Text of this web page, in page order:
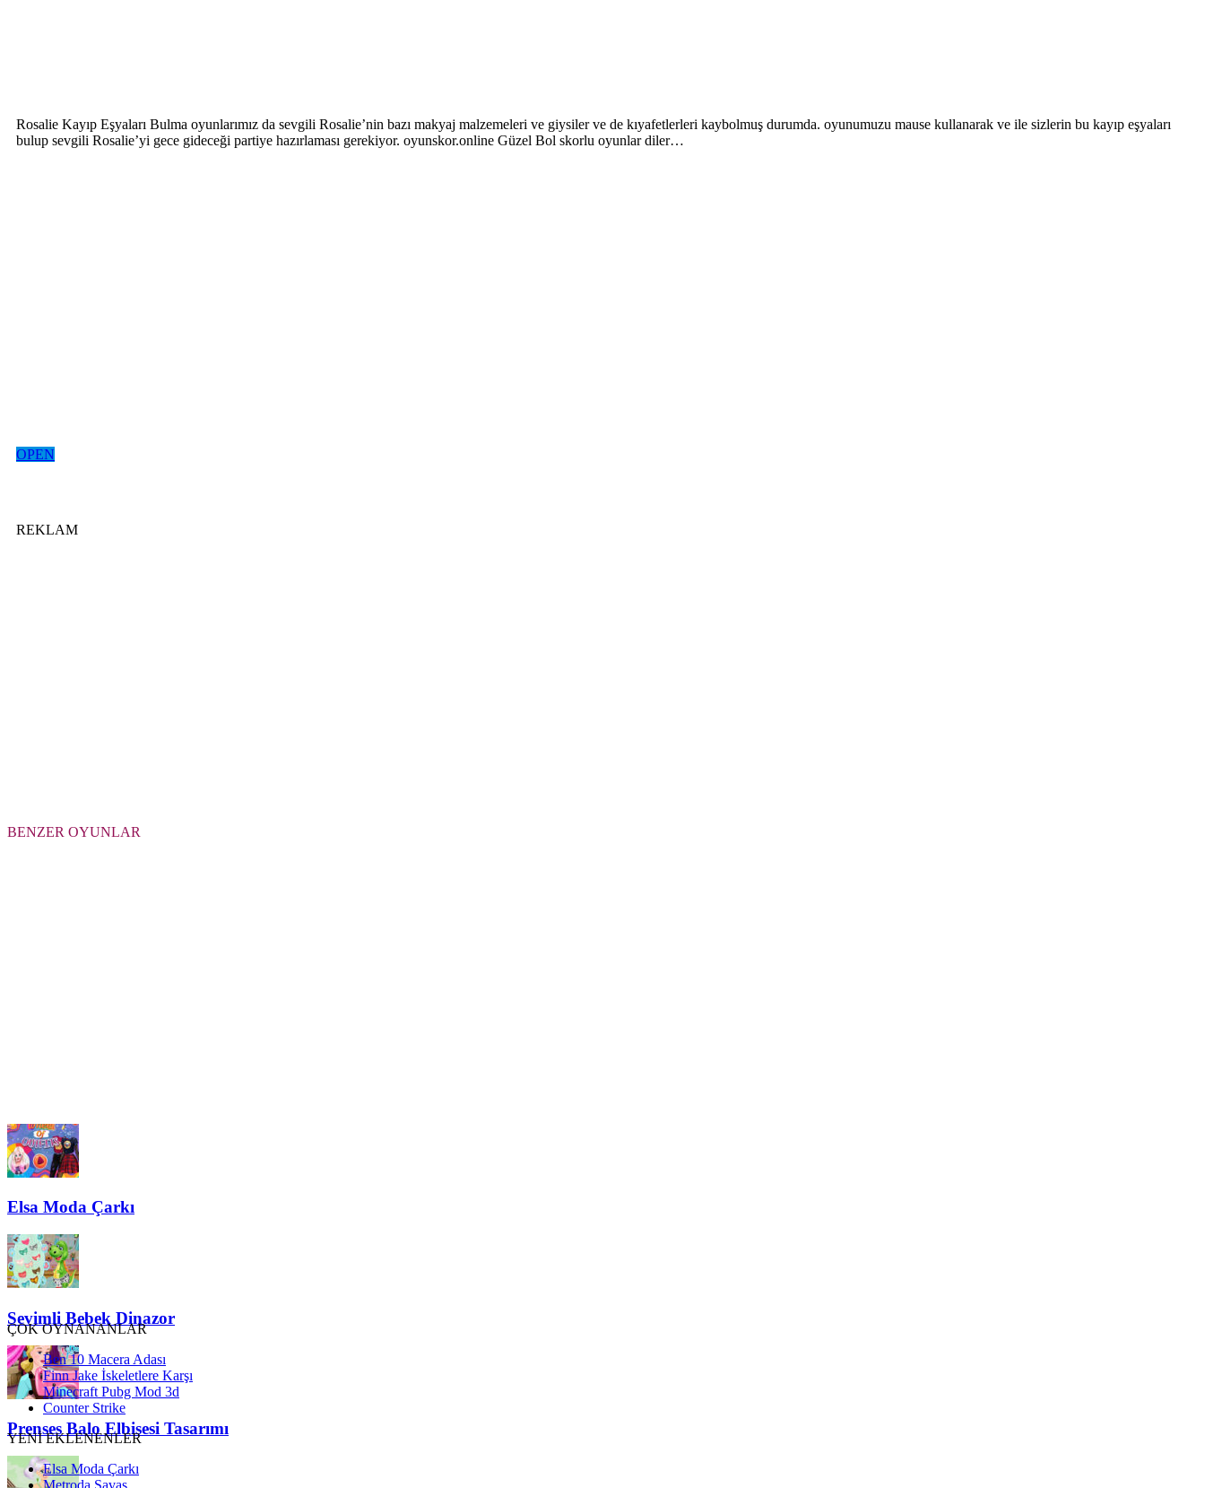
Rosalie Kayıp Eşyaları Bulma oyunlarımız da sevgili Rosalie’nin bazı makyaj malzemeleri ve giysiler ve de kıyafetlerleri kaybolmuş durumda. oyunumuzu mause kullanarak ve ile sizlerin bu kayıp eşyaları
bulup sevgili Rosalie’yi gece gideceği partiye hazırlaması gerekiyor. oyunskor.online Güzel Bol skorlu oyunlar diler…
OPEN
REKLAM
BENZER OYUNLAR
Elsa Moda Çarkı
Sevimli Bebek Dinazor
Prenses Balo Elbisesi Tasarımı
ÇOK OYNANANLAR
Ben 10 Macera Adası
Finn Jake İskeletlere Karşı
Minecraft Pubg Mod 3d
Counter Strike
YENİ EKLENENLER
Elsa Moda Çarkı
Metroda Savaş